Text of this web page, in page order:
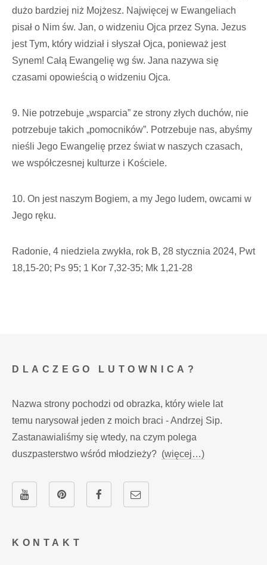
dużo bardziej niż Mojżesz. Najwięcej w Ewangeliach
pisał o Nim św. Jan, o widzeniu Ojca przez Syna. Jezus
jest Tym, który widział i słyszał Ojca, ponieważ jest
Synem! Całą Ewangelię wg św. Jana nazywa się
czasami opowieścią o widzeniu Ojca.
9. Nie potrzebuje „wsparcia” ze strony złych duchów, nie
potrzebuje takich „pomocników”. Potrzebuje nas, abyśmy
nieśli Jego Ewangelię przez świat w naszych czasach,
we współczesnej kulturze i Kościele.
10. On jest naszym Bogiem, a my Jego ludem, owcami w
Jego ręku.
Radonie, 4 niedziela zwykła, rok B, 28 stycznia 2024, Pwt
18,15-20; Ps 95; 1 Kor 7,32-35; Mk 1,21-28
KONTAKT
DLACZEGO LUTOWNICA?
Nazwa strony pochodzi od obrazka, który wiele lat
temu narysował jeden z moich braci - Andrzej Sip.
Zastanawialiśmy się wtedy, na czym polega
duszpasterstwo wśród młodzieży? (więcej…)